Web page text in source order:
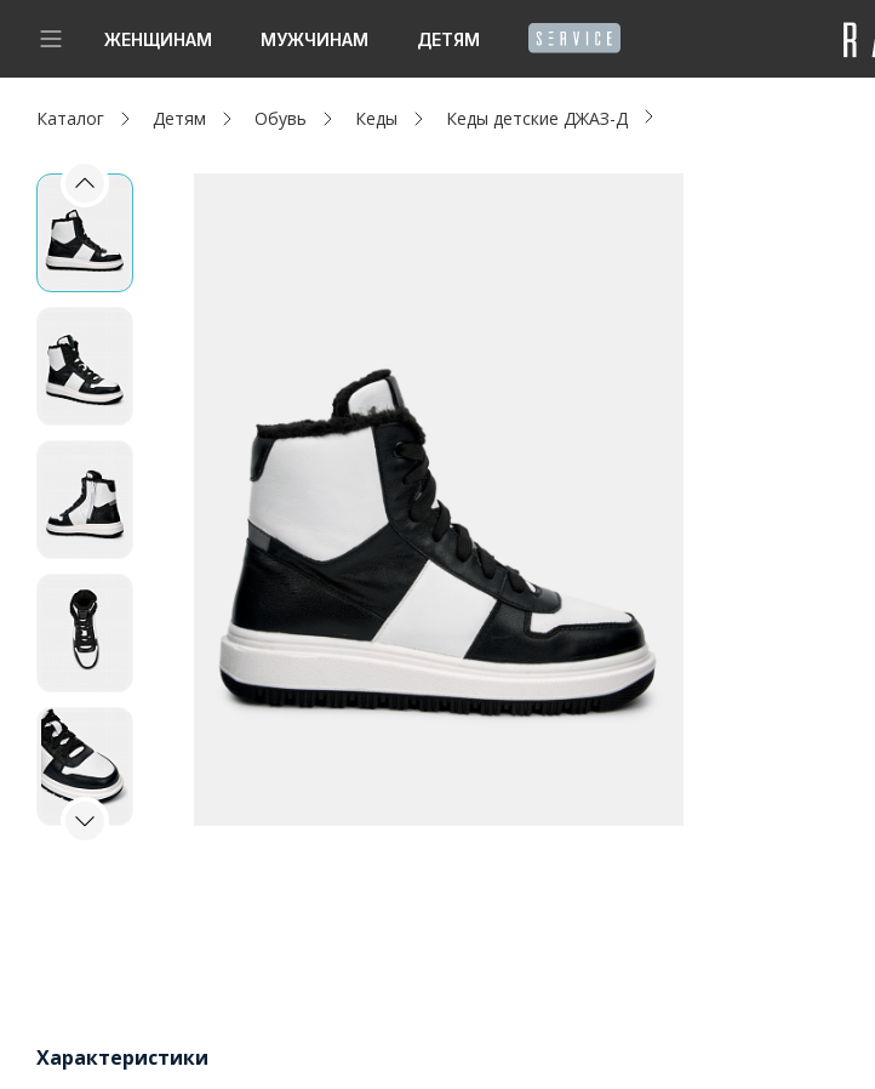
ЖЕНЩИНАМ МУЖЧИНАМ ДЕТЯМ
Новинки
Женщинам
Мужчинам
Капсула
Акции / Новости
Адреса магазинов
Каталог Детям Обувь Кеды Кеды детские ДЖАЗ-Д
Характеристики